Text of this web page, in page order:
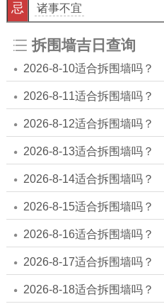
忌
诸事不宜
拆围墙吉日查询
2026-8-10适合拆围墙吗？
2026-8-11适合拆围墙吗？
2026-8-12适合拆围墙吗？
2026-8-13适合拆围墙吗？
2026-8-14适合拆围墙吗？
2026-8-15适合拆围墙吗？
2026-8-16适合拆围墙吗？
2026-8-17适合拆围墙吗？
2026-8-18适合拆围墙吗？